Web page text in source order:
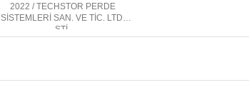
2022 / TECHSTOR PERDE
SİSTEMLERİ SAN. VE TİC. LTD.
ŞTİ.